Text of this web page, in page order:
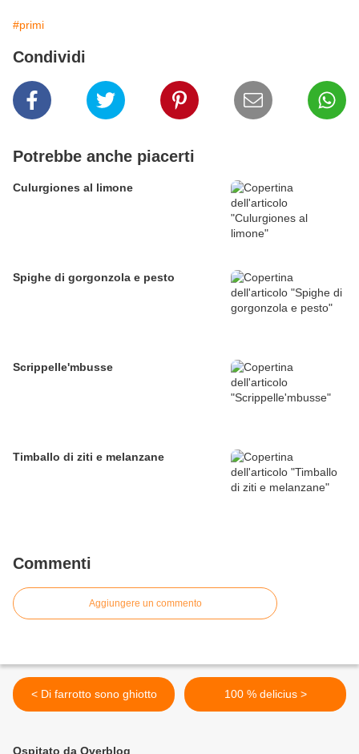
#primi
Condividi
Potrebbe anche piacerti
Culurgiones al limone
Spighe di gorgonzola e pesto
Scrippelle'mbusse
Timballo di ziti e melanzane
Commenti
Aggiungere un commento
< Di farrotto sono ghiotto 100 % delicius >
Ospitato da Overblog